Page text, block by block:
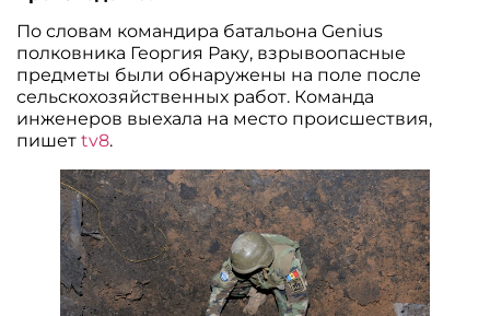
По словам командира батальона Genius
полковника Георгия Раку, взрывоопасные
предметы были обнаружены на поле после
сельскохозяйственных работ. Команда
инженеров выехала на место происшествия,
пишет tv8.